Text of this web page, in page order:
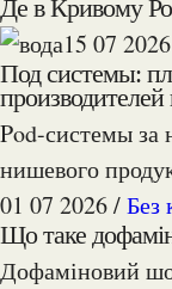
Де в Кривому
15 07
Под системы: плюсы и минусы, обзор
Pod-системы за несколько лет превратились из
нишевого
01 07 2026 /Без
Що таке
Дофаміновий